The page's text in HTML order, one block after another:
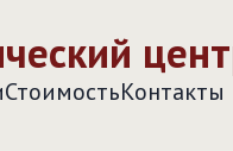
СтоимостьКонтакты